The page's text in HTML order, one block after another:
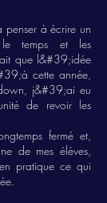
à écrire un
le temps et les
que l&#39;idée
cette année,
j&#39;ai eu
de revoir les
fermé et,
de mes élèves,
pratique ce qui